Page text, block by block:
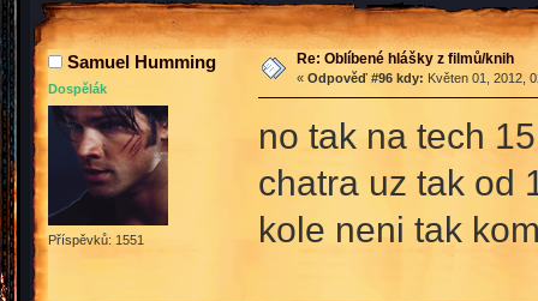
Samuel Humming
Dospělák
Příspěvků: 1551
Re: Oblíbené hlášky z filmů/knih
« Odpověď #96 kdy: Květen 01, 2012,
no tak na tech
chatra uz tak od
kole neni tak